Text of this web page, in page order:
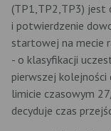
(TP1,TP2,TP3) jest
i potwierdzenie
startowej na mecie
- o klasyfikacji
pierwszej
limicie czasowym
decyduje czas